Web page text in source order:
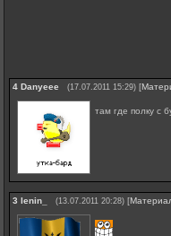
4 Danyeee (17.07.2011 15:29) [
там где полку с
3 lenin_ (13.07.2011 20:28) [